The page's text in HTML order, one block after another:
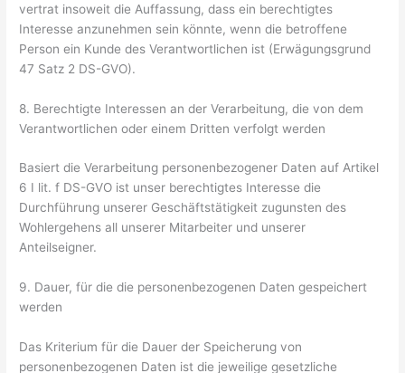
vertrat insoweit die Auffassung, dass ein berechtigtes
Interesse anzunehmen sein könnte, wenn die betroffene
Person ein Kunde des Verantwortlichen ist (Erwägungsgrund
47 Satz 2 DS-GVO).
8. Berechtigte Interessen an der Verarbeitung, die von dem
Verantwortlichen oder einem Dritten verfolgt werden
Basiert die Verarbeitung personenbezogener Daten auf Artikel
6 I lit. f DS-GVO ist unser berechtigtes Interesse die
Durchführung unserer Geschäftstätigkeit zugunsten des
Wohlergehens all unserer Mitarbeiter und unserer
Anteilseigner.
9. Dauer, für die die personenbezogenen Daten gespeichert
werden
Das Kriterium für die Dauer der Speicherung von
personenbezogenen Daten ist die jeweilige gesetzliche